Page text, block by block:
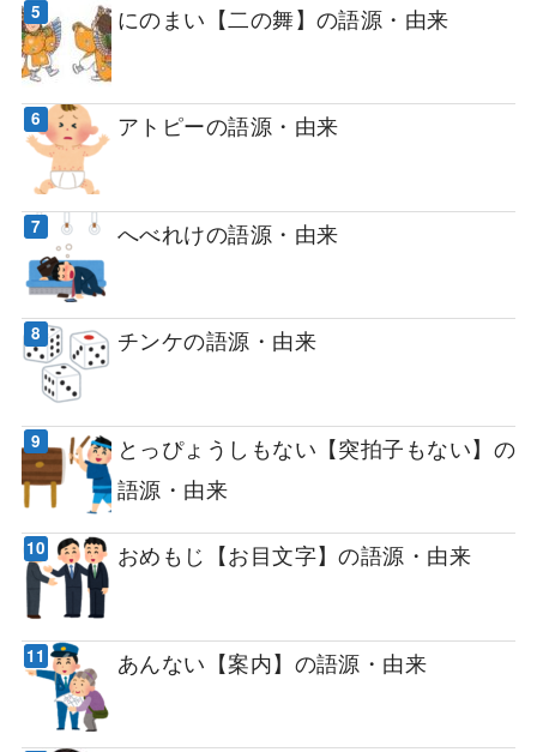
にのまい【二の舞】の語源・由来
アトピーの語源・由来
へべれけの語源・由来
チンケの語源・由来
とっぴょうしもない【突拍子もない】の
語源・由来
おめもじ【お目文字】の語源・由来
あんない【案内】の語源・由来